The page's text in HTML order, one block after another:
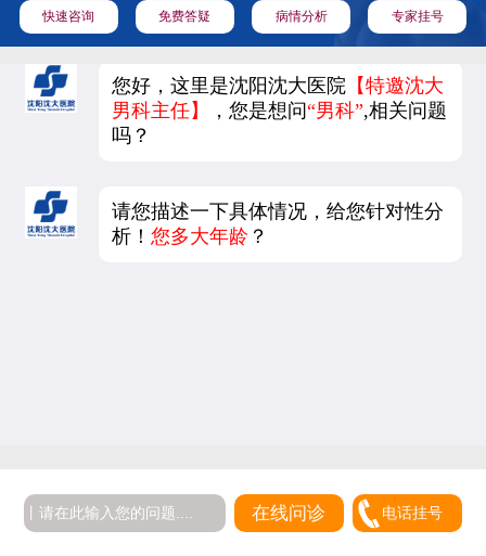
快速咨询 免费答疑 病情分析 专家挂号
您好，这里是沈阳沈大医院 【特邀沈大
男科主任】
，您是想问“男科”,相关问题
吗？
请您描述一下具体情况，给您针对性分
析！您多大年龄 ？
在线问诊 电话挂号